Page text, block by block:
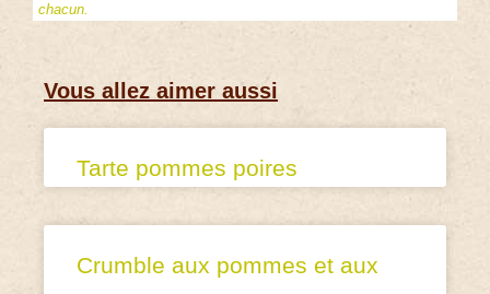
chacun.
Vous allez aimer aussi
Tarte pommes poires
Crumble aux pommes et aux